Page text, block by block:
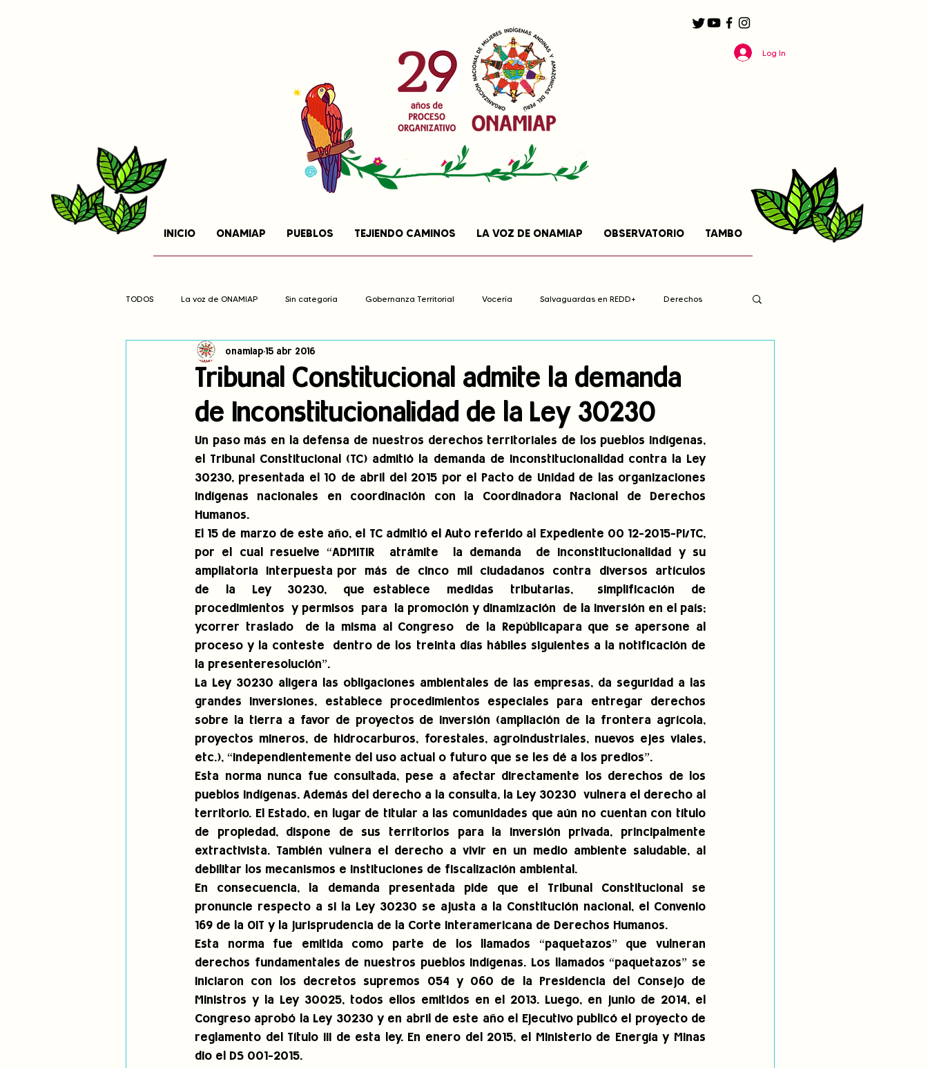
INICIO ONAMIAP PUEBLOS TEJIENDO CAMINOS LA VOZ DE ONAMIAP OBSERVATORIO TAMBO
Log In
TODOS La voz de ONAMIAP Sin categoría Gobernanza Territorial Vocería Salvaguardas en REDD+ Derechos
Cambio climático Navegador indígena
Pronunciamientos Observatorio de consulta previa Mujeres indígenas Territorios indígenas
jóvenes indígenas Incidencias incidencia PNPI Nuestras Raíces Cuentan
Tribunal Constitucional admite la demanda
de Inconstitucionalidad de la Ley 30230
onamiap 15 abr 2016
Un paso más en la defensa de nuestros derechos territoriales de los pueblos indígenas,
el Tribunal Constitucional (TC) admitió la demanda de inconstitucionalidad contra la Ley
30230, presentada el 10 de abril del 2015 por el Pacto de Unidad de las organizaciones
indígenas nacionales en coordinación con la Coordinadora Nacional de Derechos
Humanos.
El 15 de marzo de este año, el TC admitió el Auto referido al Expediente 00 12-2015-PI/TC,
por el cual resuelve “ADMITIR  atrámite  la demanda  de inconstitucionalidad y su
ampliatoria  interpuesta por  más  de  cinco  mil  ciudadanos  contra  diversos  artículos
de  la  Ley  30230,  que establece  medidas  tributarias,   simplificación  de
procedimientos  y permisos  para  la promoción y dinamización  de la inversión en el país;
ycorrer traslado  de la misma al Congreso  de la Repúblicapara que se apersone al
proceso y la conteste  dentro de los treinta días hábiles siguientes a la notificación de
la presenteresolución”.
La Ley 30230 aligera las obligaciones ambientales de las empresas, da seguridad a las
grandes inversiones, establece procedimientos especiales para entregar derechos
sobre la tierra a favor de proyectos de inversión (ampliación de la frontera agrícola,
proyectos mineros, de hidrocarburos, forestales, agroindustriales, nuevos ejes viales,
etc.), “independientemente del uso actual o futuro que se les dé a los predios”.
Esta norma nunca fue consultada, pese a afectar directamente los derechos de los
pueblos indígenas. Además del derecho a la consulta, la Ley 30230  vulnera el derecho al
territorio. El Estado, en lugar de titular a las comunidades que aún no cuentan con título
de propiedad, dispone de sus territorios para la inversión privada, principalmente
extractivista. También vulnera el derecho a vivir en un medio ambiente saludable, al
debilitar los mecanismos e instituciones de fiscalización ambiental.
En consecuencia, la demanda presentada pide que el Tribunal Constitucional se
pronuncie respecto a si la Ley 30230 se ajusta a la Constitución nacional, el Convenio
169 de la OIT y la jurisprudencia de la Corte Interamericana de Derechos Humanos.
Esta norma fue emitida como parte de los llamados “paquetazos” que vulneran
derechos fundamentales de nuestros pueblos indígenas. Los llamados “paquetazos” se
iniciaron con los decretos supremos 054 y 060 de la Presidencia del Consejo de
Ministros y la Ley 30025, todos ellos emitidos en el 2013. Luego, en junio de 2014, el
Congreso aprobó la Ley 30230 y en abril de este año el Ejecutivo publicó el proyecto de
reglamento del Título III de esta ley. En enero del 2015, el Ministerio de Energía y Minas
dio el DS 001-2015.